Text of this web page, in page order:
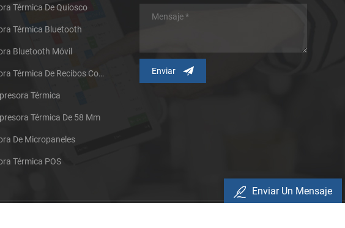
Térmica De Quiosco
Térmica Bluetooth
Bluetooth Móvil
Impresora Térmica De Recibos Con Micropanel.
Térmica
Térmica De 58 Mm
De Micropaneles
Térmica POS
Enviar Un Mensaje